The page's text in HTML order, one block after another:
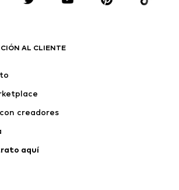
CONVERSE
AL CLIENTE
creadores
aquí